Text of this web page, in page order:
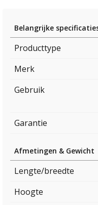
Belangrijke
Producttype
Merk
Gebruik
Garantie
Afmetingen & Gewicht
Lengte/breedte
Hoogte